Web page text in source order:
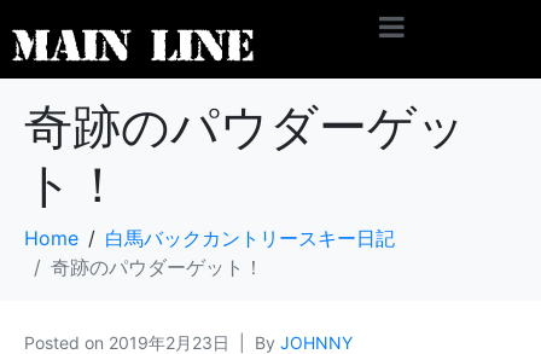
奇跡のパウダーゲッ
ト！
Home
白馬バックカントリースキー日記
奇跡のパウダーゲット！
Posted on 2019年2月23日 By JOHNNY